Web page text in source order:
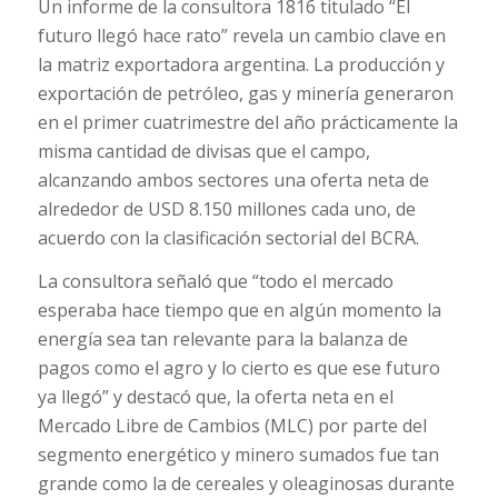
Un informe de la consultora 1816 titulado “El
futuro llegó hace rato” revela un cambio clave en
la matriz exportadora argentina. La producción y
exportación de petróleo, gas y minería generaron
en el primer cuatrimestre del año prácticamente la
misma cantidad de divisas que el campo,
alcanzando ambos sectores una oferta neta de
alrededor de USD 8.150 millones cada uno, de
acuerdo con la clasificación sectorial del BCRA.
La consultora señaló que “todo el mercado
esperaba hace tiempo que en algún momento la
energía sea tan relevante para la balanza de
pagos como el agro y lo cierto es que ese futuro
ya llegó” y destacó que, la oferta neta en el
Mercado Libre de Cambios (MLC) por parte del
segmento energético y minero sumados fue tan
grande como la de cereales y oleaginosas durante